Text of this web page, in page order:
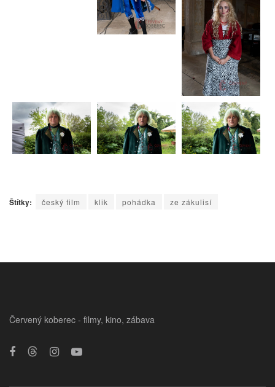
Štítky: český film klik pohádka ze zákulisí
Červený koberec - filmy, kino, zábava